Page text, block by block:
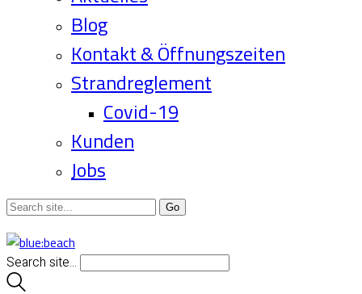
Blog
Kontakt & Öffnungszeiten
Strandreglement
Covid-19
Kunden
Jobs
Search site...